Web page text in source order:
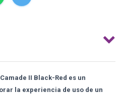
II Black-Red es un
la experiencia de uso de un